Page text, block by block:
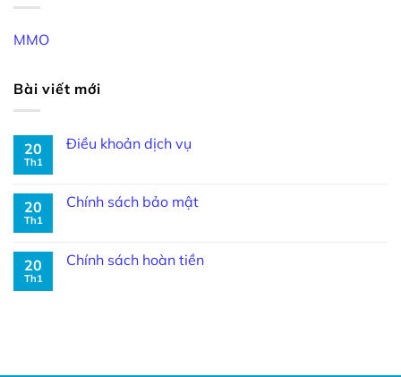
MMO
Bài viết mới
20
Th1
Điều khoản dịch vụ
20
Th1
Chính sách bảo mật
20
Th1
Chính sách hoàn tiền